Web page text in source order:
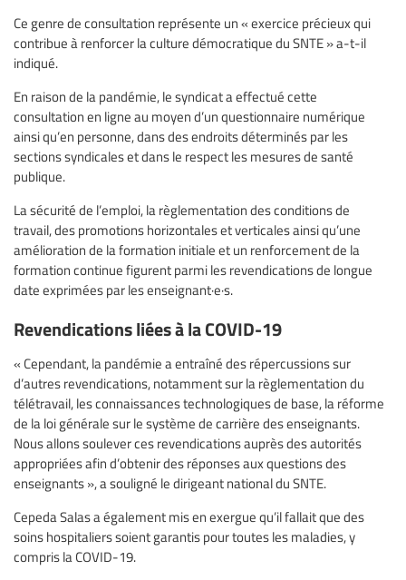
Ce genre de consultation représente un « exercice précieux qui
contribue à renforcer la culture démocratique du SNTE » a-t-il
indiqué.
En raison de la pandémie, le syndicat a effectué cette
consultation en ligne au moyen d’un questionnaire numérique
ainsi qu’en personne, dans des endroits déterminés par les
sections syndicales et dans le respect les mesures de santé
publique.
La sécurité de l’emploi, la règlementation des conditions de
travail, des promotions horizontales et verticales ainsi qu’une
amélioration de la formation initiale et un renforcement de la
formation continue figurent parmi les revendications de longue
date exprimées par les enseignant·e·s.
Revendications liées à la COVID-19
« Cependant, la pandémie a entraîné des répercussions sur
d’autres revendications, notamment sur la règlementation du
télétravail, les connaissances technologiques de base, la réforme
de la loi générale sur le système de carrière des enseignants.
Nous allons soulever ces revendications auprès des autorités
appropriées afin d’obtenir des réponses aux questions des
enseignants », a souligné le dirigeant national du SNTE.
Cepeda Salas a également mis en exergue qu’il fallait que des
soins hospitaliers soient garantis pour toutes les maladies, y
compris la COVID-19.